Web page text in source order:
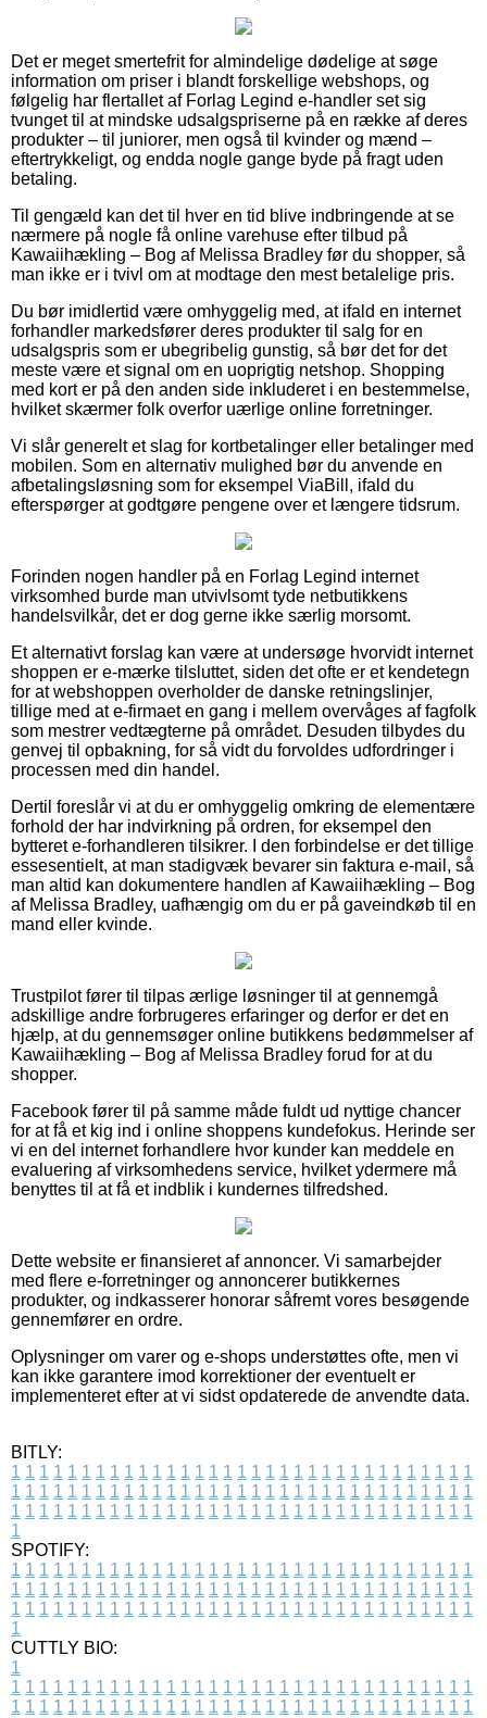
Det er meget smertefrit for almindelige dødelige at søge
information om priser i blandt forskellige webshops, og
følgelig har flertallet af Forlag Legind e-handler set sig
tvunget til at mindske udsalgspriserne på en række af deres
produkter – til juniorer, men også til kvinder og mænd –
eftertrykkeligt, og endda nogle gange byde på fragt uden
betaling.
Til gengæld kan det til hver en tid blive indbringende at se
nærmere på nogle få online varehuse efter tilbud på
Kawaiihækling – Bog af Melissa Bradley før du shopper, så
man ikke er i tvivl om at modtage den mest betalelige pris.
Du bør imidlertid være omhyggelig med, at ifald en internet
forhandler markedsfører deres produkter til salg for en
udsalgspris som er ubegribelig gunstig, så bør det for det
meste være et signal om en uoprigtig netshop. Shopping
med kort er på den anden side inkluderet i en bestemmelse,
hvilket skærmer folk overfor uærlige online forretninger.
Vi slår generelt et slag for kortbetalinger eller betalinger med
mobilen. Som en alternativ mulighed bør du anvende en
afbetalingsløsning som for eksempel ViaBill, ifald du
efterspørger at godtgøre pengene over et længere tidsrum.
Forinden nogen handler på en Forlag Legind internet
virksomhed burde man utvivlsomt tyde netbutikkens
handelsvilkår, det er dog gerne ikke særlig morsomt.
Et alternativt forslag kan være at undersøge hvorvidt internet
shoppen er e-mærke tilsluttet, siden det ofte er et kendetegn
for at webshoppen overholder de danske retningslinjer,
tillige med at e-firmaet en gang i mellem overvåges af fagfolk
som mestrer vedtægterne på området. Desuden tilbydes du
genvej til opbakning, for så vidt du forvoldes udfordringer i
processen med din handel.
Dertil foreslår vi at du er omhyggelig omkring de elementære
forhold der har indvirkning på ordren, for eksempel den
bytteret e-forhandleren tilsikrer. I den forbindelse er det tillige
essesentielt, at man stadigvæk bevarer sin faktura e-mail, så
man altid kan dokumentere handlen af Kawaiihækling – Bog
af Melissa Bradley, uafhængig om du er på gaveindkøb til en
mand eller kvinde.
Trustpilot fører til tilpas ærlige løsninger til at gennemgå
adskillige andre forbrugeres erfaringer og derfor er det en
hjælp, at du gennemsøger online butikkens bedømmelser af
Kawaiihækling – Bog af Melissa Bradley forud for at du
shopper.
Facebook fører til på samme måde fuldt ud nyttige chancer
for at få et kig ind i online shoppens kundefokus. Herinde ser
vi en del internet forhandlere hvor kunder kan meddele en
evaluering af virksomhedens service, hvilket ydermere må
benyttes til at få et indblik i kundernes tilfredshed.
Dette website er finansieret af annoncer. Vi samarbejder
med flere e-forretninger og annoncerer butikkernes
produkter, og indkasserer honorar såfremt vores besøgende
gennemfører en ordre.
Oplysninger om varer og e-shops understøttes ofte, men vi
kan ikke garantere imod korrektioner der eventuelt er
implementeret efter at vi sidst opdaterede de anvendte data.
BITLY:
1 1 1 1 1 1 1 1 1 1 1 1 1 1 1 1 1 1 1 1 1 1 1 1 1 1 1 1 1 1 1 1 1
1 1 1 1 1 1 1 1 1 1 1 1 1 1 1 1 1 1 1 1 1 1 1 1 1 1 1 1 1 1 1 1 1
1 1 1 1 1 1 1 1 1 1 1 1 1 1 1 1 1 1 1 1 1 1 1 1 1 1 1 1 1 1 1 1 1
1
SPOTIFY:
1 1 1 1 1 1 1 1 1 1 1 1 1 1 1 1 1 1 1 1 1 1 1 1 1 1 1 1 1 1 1 1 1
1 1 1 1 1 1 1 1 1 1 1 1 1 1 1 1 1 1 1 1 1 1 1 1 1 1 1 1 1 1 1 1 1
1 1 1 1 1 1 1 1 1 1 1 1 1 1 1 1 1 1 1 1 1 1 1 1 1 1 1 1 1 1 1 1 1
1
CUTTLY BIO:
1
1 1 1 1 1 1 1 1 1 1 1 1 1 1 1 1 1 1 1 1 1 1 1 1 1 1 1 1 1 1 1 1 1
1 1 1 1 1 1 1 1 1 1 1 1 1 1 1 1 1 1 1 1 1 1 1 1 1 1 1 1 1 1 1 1 1